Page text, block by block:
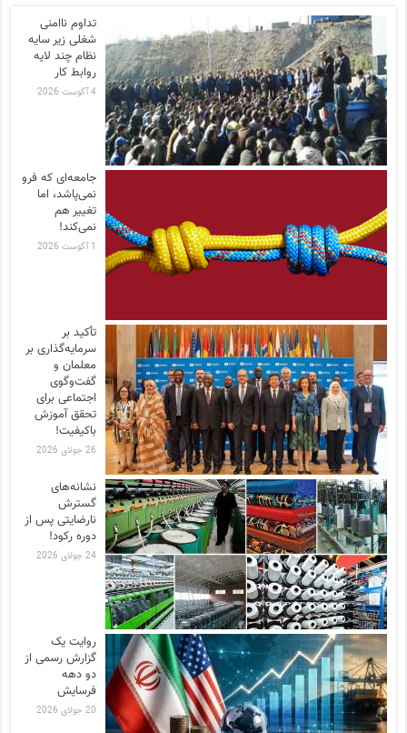
تداوم ناامنی
شغلی زیر سایه
نظام چند لایه
روابط کار
4 آگوست 2026
جامعه‌ای که فرو
نمی‌پاشد، اما
تغییر هم
نمی‌کند!
1 آگوست 2026
تأکید بر
سرمایه‌گذاری بر
معلمان و
گفت‌وگوی
اجتماعی برای
تحقق آموزش
باکیفیت!
26 جولای 2026
نشانه‌های
گسترش
نارضایتی‌ پس از
دوره رکود!
24 جولای 2026
روایت یک
گزارش رسمی از
دو دهه
فرسایش
20 جولای 2026